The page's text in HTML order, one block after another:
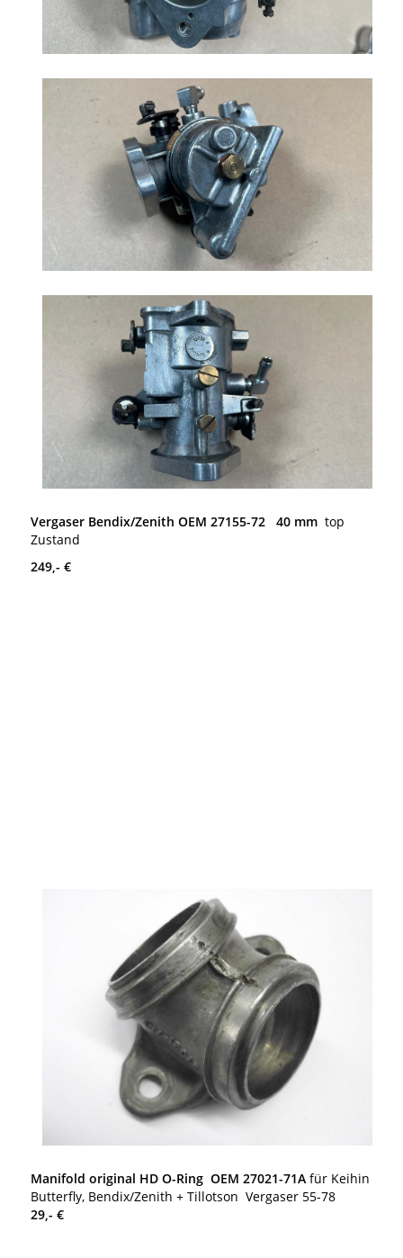
Vergaser Bendix/Zenith OEM 27155-72 40 mm top
Zustand
249,- €
Manifold original HD O-Ring OEM 27021-71Afür Keihin
Butterfly, Bendix/Zenith + Tillotson Vergaser 55-78
29,- €